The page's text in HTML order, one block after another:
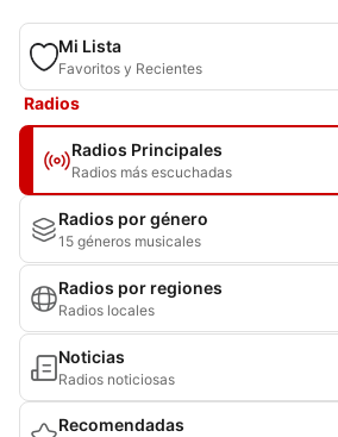
Mi Lista
Favoritos y Recientes
Radios
Radios Principales
Radios más escuchadas
Radios por género
15 géneros musicales
Radios por regiones
Radios locales
Noticias
Radios noticiosas
Recomendadas